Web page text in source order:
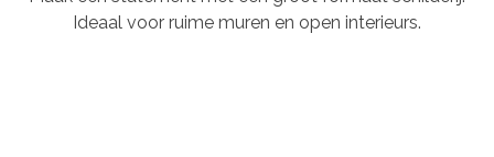
Ideaal voor ruime muren en open interieurs.